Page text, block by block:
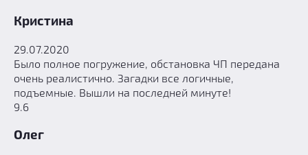
Кристина
29.07.2020
Было полное погружение, обстановка ЧП передана
очень реалистично. Загадки все логичные,
подъемные. Вышли на последней минуте!
9.6
Олег